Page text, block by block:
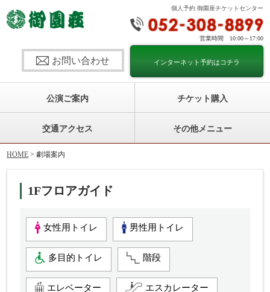
個人予約 御園座チケットセンター
営業時間 10:00～17:00
インターネット予約はコチラ
お問い合わせ
公演ご案内 チケット購入
交通アクセス その他メニュー
HOME > 劇場案内
1Fフロアガイド
女性用トイレ 男性用トイレ
多目的トイレ 階段
エレベーター エスカレーター